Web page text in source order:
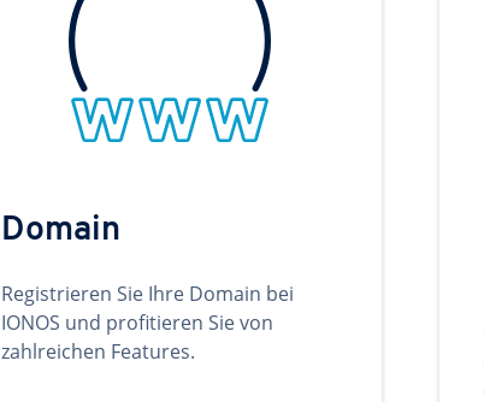
Domain
Registrieren Sie Ihre Domain bei
IONOS und profitieren Sie von
zahlreichen Features.